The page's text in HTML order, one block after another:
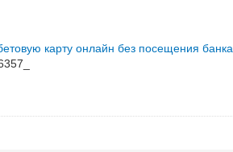
карту онлайн без посещения банка